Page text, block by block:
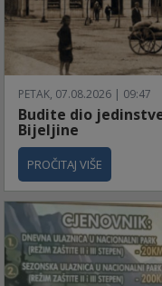
PETAK, 07.08.2026 | 09:47
Budite dio
Bijeljine
PROČITAJ VIŠE